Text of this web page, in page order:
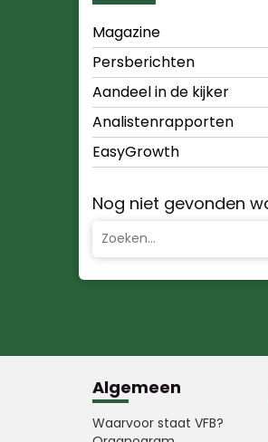
Magazine
Persberichten
Aandeel in de kijker
Analistenrapporten
EasyGrowth
Nog niet gevonden
Algemeen
Waarvoor staat VFB?